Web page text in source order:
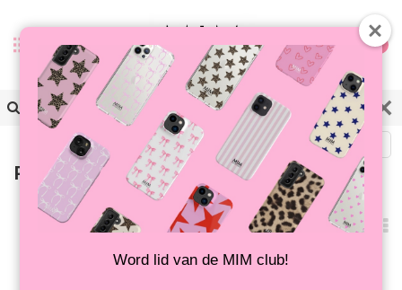
0
Terug
Producten getagd met ring
Meest
bekeken
Word lid van de MIM club!